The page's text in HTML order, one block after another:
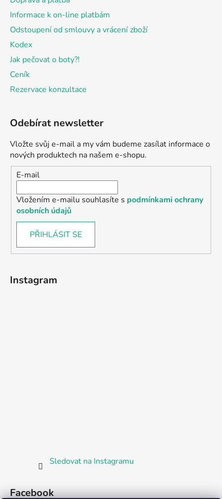
Informace k on-line platbám
Odstoupení od smlouvy a vrácení zboží
Kodex
Jak pečovat o boty?!
Ceník
Rezervace konzultace
Odebírat newsletter
Vložte svůj e-mail a my vám budeme zasílat informace o
nových produktech na našem e-shopu.
E-mail
Vložením e-mailu souhlasíte s podmínkami ochrany
osobních údajů
PŘIHLÁSIT SE
Instagram
Sledovat na Instagramu
Facebook